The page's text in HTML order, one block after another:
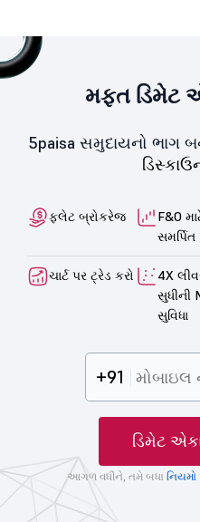
મફત ડિમેટ
5paisa સમુદાયનો ભાગ
ફ્લેટ બ્રોકરેજ
F&O
સમર્પિત
ચાર્ટ પર ટ્રેડ કરો
4X
સુધીની
સુવિધા
+91
ડિમેટ
આગળ વધીને, તમે બધા